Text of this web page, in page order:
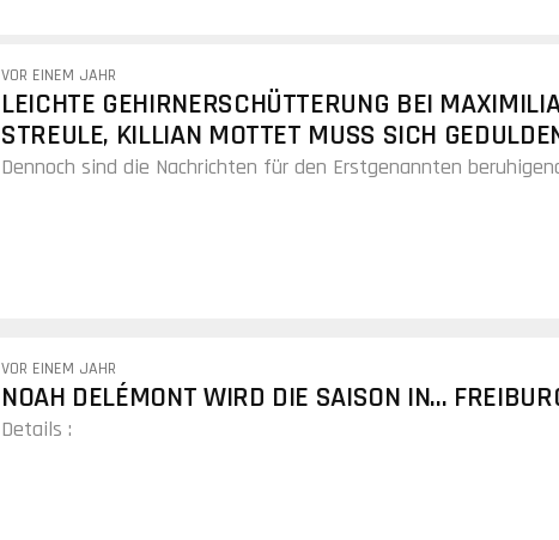
VOR EINEM JAHR
LEICHTE GEHIRNERSCHÜTTERUNG BEI
STREULE, KILLIAN MOTTET MUSS SICH
Dennoch sind die Nachrichten für den Erstgenannten
VOR EINEM JAHR
NOAH DELÉMONT WIRD DIE SAISON IN...
Details :